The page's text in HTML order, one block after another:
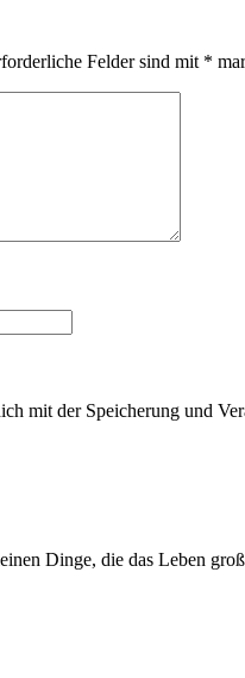
Felder sind mit *
mit der Speicherung und
Dinge, die das Leben